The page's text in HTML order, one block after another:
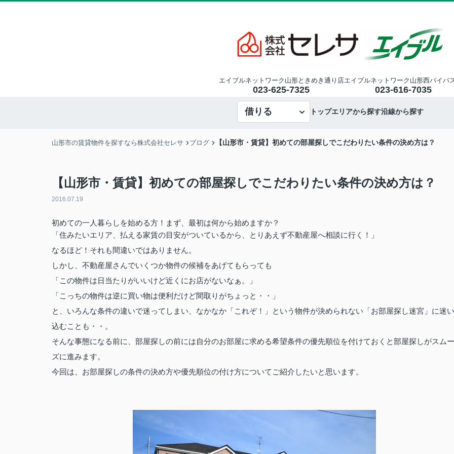
エイブルネットワーク山形ときめき通り店
023-625-7325
エイブルネットワーク山形西バイパ
023-616-7035
借りる トップエリアから探す沿線から探す
山形市の賃貸物件を探すなら株式会社セレサ ブログ 【山形市・賃貸】初めての部屋探しでこだわりたい条件の決め方は？
【山形市・賃貸】初めての部屋探しでこだわりたい条件の決め方は？
2016.07.19
初めての一人暮らしを始める方！まず、最初は何から始めますか？
「住みたいエリア、払える家賃の目安がついているから、とりあえず不動産屋へ相談に行く！」
なるほど！それも間違いではありません。
しかし、不動産屋さんでいくつか物件の候補をあげてもらっても
「この物件は日当たりがいいけど近くにお店がないなぁ。」
「こっちの物件は逆に買い物は便利だけど間取りがちょっと・・」
と、いろんな条件の違いで迷ってしまい、なかなか「これぞ！」という物件が決められない「お部屋探し迷宮」に迷い
込むことも・・。
そんな事態になる前に、部屋探しの前には自分のお部屋に求める希望条件の優先順位を付けておくと部屋探しがスムー
ズに進みます。
今回は、お部屋探しの条件の決め方や優先順位の付け方についてご紹介したいと思います。